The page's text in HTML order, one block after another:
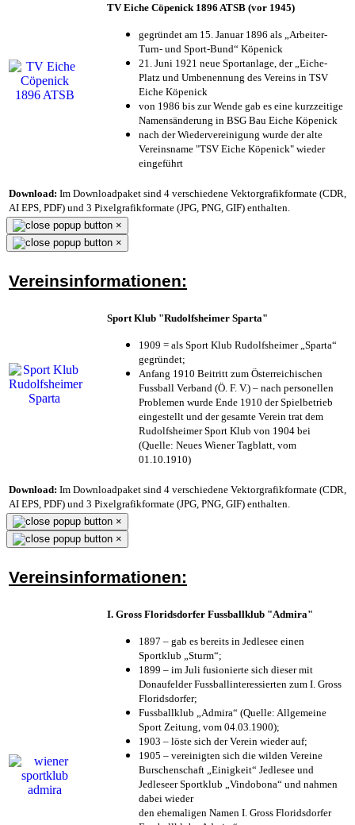
TV Eiche Cöpenick 1896 ATSB (vor 1945)
gegründet am 15. Januar 1896 als „Arbeiter-
Turn- und Sport-Bund“ Köpenick
21. Juni 1921 neue Sportanlage, der „Eiche-
Platz und Umbenennung des Vereins in TSV
Eiche Köpenick
von 1986 bis zur Wende gab es eine kurzzeitige
Namensänderung in BSG Bau Eiche Köpenick
nach der Wiedervereinigung wurde der alte
Vereinsname "TSV Eiche Köpenick" wieder
eingeführt
Download: Im Downloadpaket sind 4 verschiedene Vektorgrafikformate (CDR,
AI EPS, PDF) und 3 Pixelgrafikformate (JPG, PNG, GIF) enthalten.
×
×
Vereinsinformationen:
Sport Klub "Rudolfsheimer Sparta"
1909 = als Sport Klub Rudolfsheimer „Sparta“
gegründet;
Anfang 1910 Beitritt zum Österreichischen
Fussball Verband (Ö. F. V.) – nach personellen
Problemen wurde Ende 1910 der Spielbetrieb
eingestellt und der gesamte Verein trat dem
Rudolfsheimer Sport Klub von 1904 bei
(Quelle: Neues Wiener Tagblatt, vom
01.10.1910)
Download: Im Downloadpaket sind 4 verschiedene Vektorgrafikformate (CDR,
AI EPS, PDF) und 3 Pixelgrafikformate (JPG, PNG, GIF) enthalten.
×
×
Vereinsinformationen:
I. Gross Floridsdorfer Fussballklub "Admira"
1897 – gab es bereits in Jedlesee einen
Sportklub „Sturm“;
1899 – im Juli fusionierte sich dieser mit
Donaufelder Fussballinteressierten zum I. Gross
Floridsdorfer;
Fussballklub „Admira“ (Quelle: Allgemeine
Sport Zeitung, vom 04.03.1900);
1903 – löste sich der Verein wieder auf;
1905 – vereinigten sich die wilden Vereine
Burschenschaft „Einigkeit“ Jedlesee und
Jedleseer Sportklub „Vindobona“ und nahmen
dabei wieder
den ehemaligen Namen I. Gross Floridsdorfer